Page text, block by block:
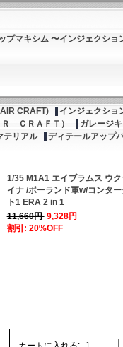
プマキシム 〜インジェクシ
CRAFT)
インジェクショ
ＣＲＡＦＴ） ガレージ
テリアル ディテールアップ
1/35 M1A1 エイブラムス ウク
イナ /ポーランド軍w/コンター
ト1 ERA 2 in 1
11,660円 9,328円
割引: 20%OFF